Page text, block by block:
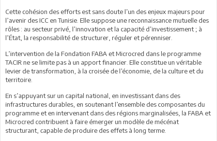
Cette cohésion des efforts est sans doute l’un des enjeux majeurs pour
l’avenir des ICC en Tunisie. Elle suppose une reconnaissance mutuelle des
rôles : au secteur privé, l’innovation et la capacité d’investissement ; à
l’État, la responsabilité de structurer, réguler et pérenniser.
L’intervention de la Fondation FABA et Microcred dans le programme
TACIR ne se limite pas à un apport financier. Elle constitue un véritable
levier de transformation, à la croisée de l’économie, de la culture et du
territoire.
En s’appuyant sur un capital national, en investissant dans des
infrastructures durables, en soutenant l’ensemble des composantes du
programme et en intervenant dans des régions marginalisées, la FABA et
Microcred contribuent à faire émerger un modèle de mécénat
structurant, capable de produire des effets à long terme.